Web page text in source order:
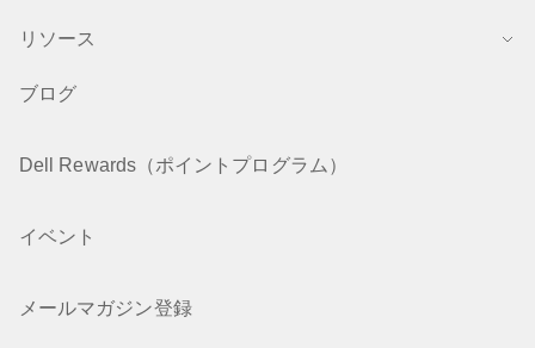
リソース
ブログ
Dell Rewards（ポイントプログラム）
イベント
メールマガジン登録